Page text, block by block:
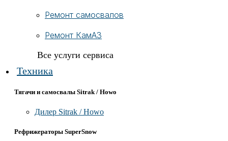
Ремонт самосвалов
Ремонт КамАЗ
Все услуги сервиса
Техника
Тягачи и самосвалы Sitrak / Howo
Дилер Sitrak / Howo
Рефрижераторы SuperSnow